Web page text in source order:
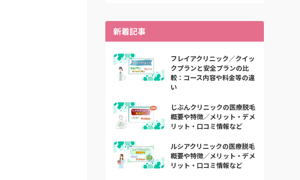
新着記事
フレイアクリニック／クイッ
クプランと安全プランの比
較：コース内容や料金等の違
い
じぶんクリニックの医療脱毛
概要や特徴／メリット・デメ
リット・口コミ情報など
ルシアクリニックの医療脱毛
概要や特徴／メリット・デメ
リット・口コミ情報など